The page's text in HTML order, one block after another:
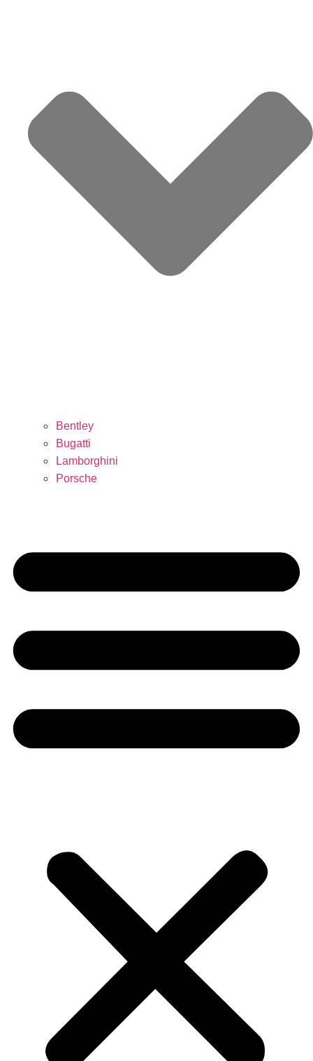
Bentley
Bugatti
Lamborghini
Porsche